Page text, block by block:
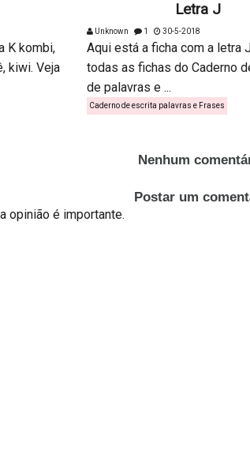
K kombi,
kiwi. Veja
Letra J
Unknown 1 30-5-2018
Aqui está a ficha com a letra
todas as fichas do Caderno
de palavras e ...
Caderno de escrita palavras e Frases
Nenhum
Postar um
opinião é importante.